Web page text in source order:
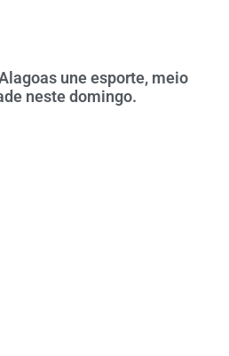
une esporte, meio
neste domingo.